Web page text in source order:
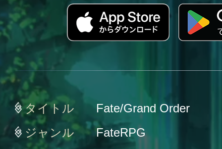
タイトル
Fate/Grand Order
ジャンル
FateRPG